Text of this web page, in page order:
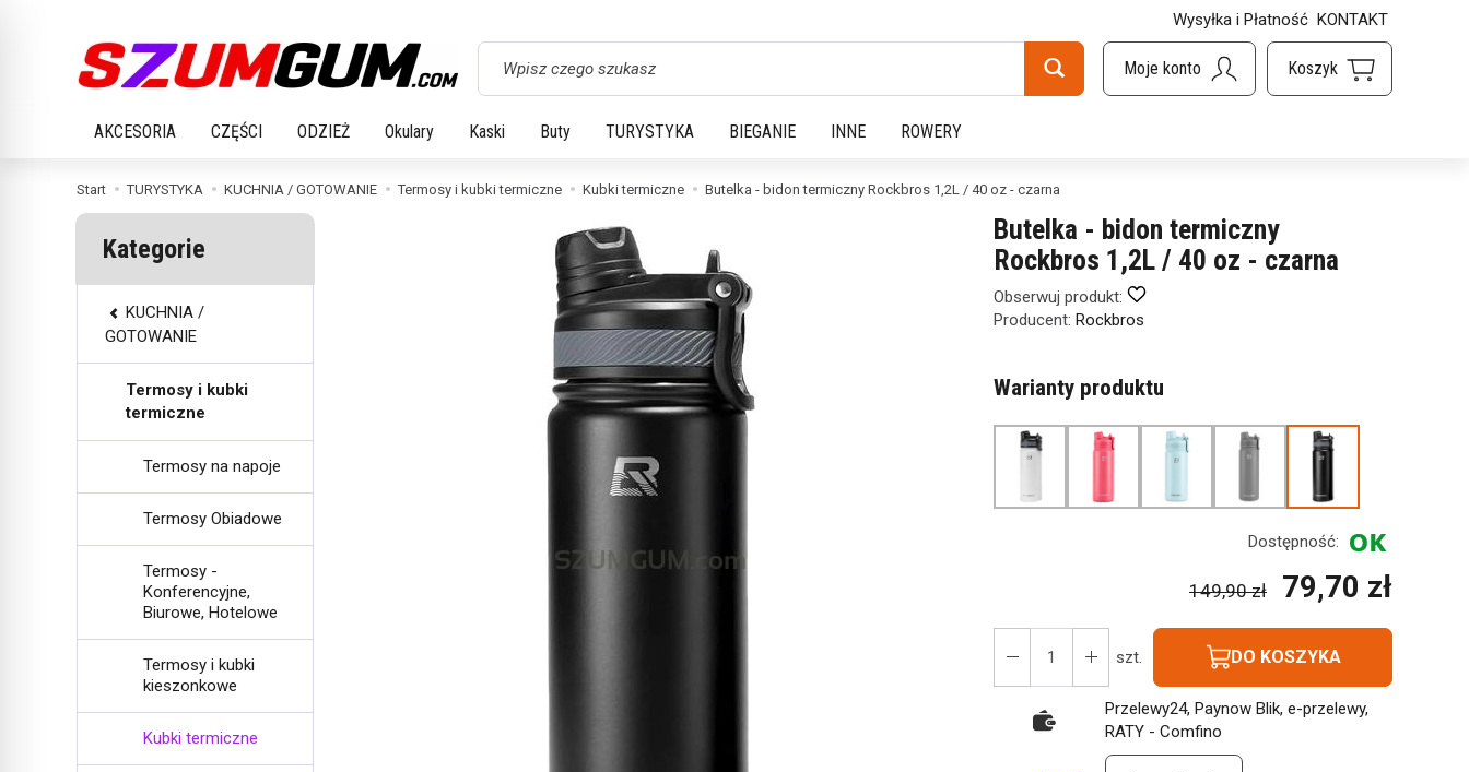
Wysyłka i Płatność KONTAKT
Wyszukaj
AKCESORIA CZĘŚCI ODZIEŻ Okulary Kaski Buty TURYSTYKA BIEGANIE INNE ROWERY
Start TURYSTYKA KUCHNIA / GOTOWANIE Termosy i kubki termiczne Kubki termiczne Butelka - bidon termiczny Rockbros 1,2L / 40 oz - czarna
Butelka - bidon termiczny
Rockbros 1,2L / 40 oz - czarna
Obserwuj produkt:
Producent: Rockbros
Warianty produktu
Dostępność:
149,90 zł 79,70 zł
szt. DO KOSZYKA
Przelewy24, Paynow Blik, e-przelewy,
RATY - Comfino
Kategorie
KUCHNIA /
GOTOWANIE
Termosy i kubki
termiczne
Termosy na napoje
Termosy Obiadowe
Termosy -
Konferencyjne,
Biurowe, Hotelowe
Termosy i kubki
kieszonkowe
Kubki termiczne